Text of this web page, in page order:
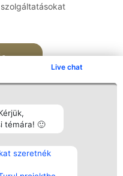
Live chat
témára! 🙂
szeretnék
Elérhetőség
Elérhetőség